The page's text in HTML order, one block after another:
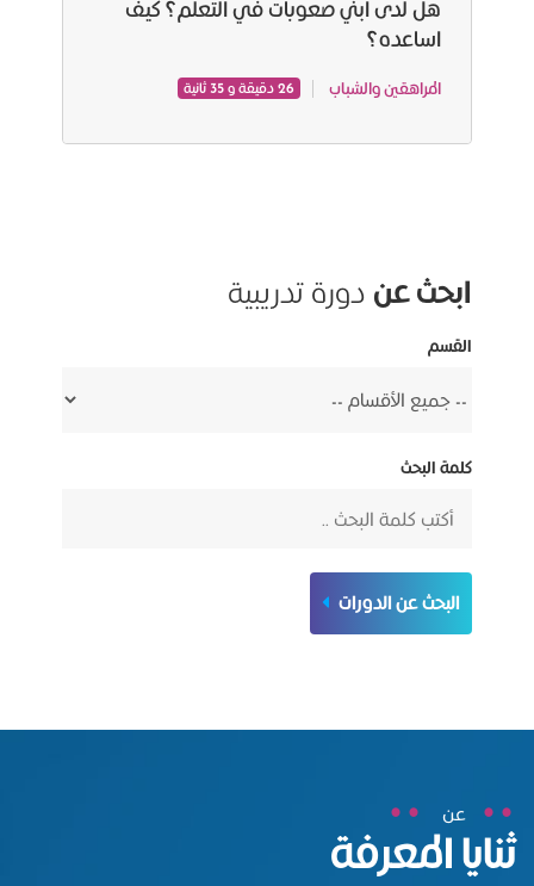
هل لدى ابني صعوبات في التعلم؟ كيف
اساعده؟
المراهقين والشباب 26 دقيقة و 35 ثانية
ابحث عن دورة تدريبية
القسم
كلمة البحث
البحث عن الدورات
عن
ثنايا المعرفة